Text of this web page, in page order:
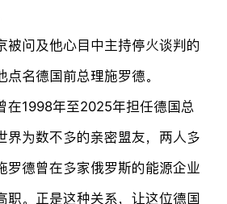
被问及他心目中主持停火谈判的
名德国前总理施罗德。
在1998年至2025年担任德国总
界为数不多的亲密盟友，两人多
罗德曾在多家俄罗斯的能源企业
职。正是这种关系，让这位德国